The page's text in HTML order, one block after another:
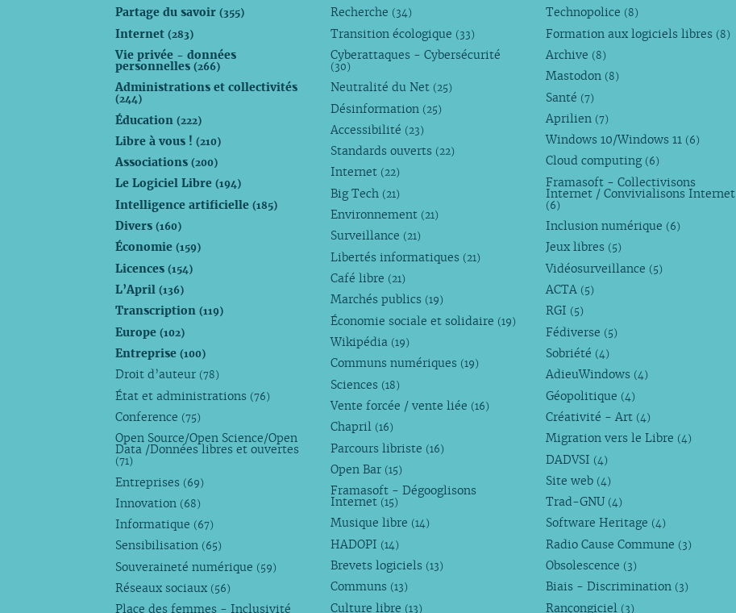
Partage du savoir(355)
Internet(283)
Vie privée - données
personnelles(266)
Administrations et collectivités
(244)
Éducation(222)
Libre à vous !(210)
Associations(200)
Le Logiciel Libre(194)
Intelligence artificielle(185)
Divers(160)
Économie(159)
Licences(154)
L’April(136)
Transcription(119)
Europe(102)
Entreprise(100)
Droit d’auteur (78)
État et administrations (76)
Conference (75)
Open Source/Open Science/Open
Data /Données libres et ouvertes
(71)
Entreprises (69)
Innovation (68)
Informatique (67)
Sensibilisation (65)
Souveraineté numérique (59)
Réseaux sociaux (56)
Place des femmes - Inclusivité
Recherche (34)
Transition écologique (33)
Cyberattaques - Cybersécurité
(30)
Neutralité du Net (25)
Désinformation (25)
Accessibilité (23)
Standards ouverts (22)
Internet (22)
Big Tech (21)
Environnement (21)
Surveillance (21)
Libertés informatiques (21)
Café libre (21)
Marchés publics (19)
Économie sociale et solidaire (19)
Wikipédia (19)
Communs numériques (19)
Sciences (18)
Vente forcée / vente liée (16)
Chapril (16)
Parcours libriste (16)
Open Bar (15)
Framasoft - Dégooglisons
Internet (15)
Musique libre (14)
HADOPI (14)
Brevets logiciels (13)
Communs (13)
Culture libre (13)
Technopolice (8)
Formation aux logiciels libres (8)
Archive (8)
Mastodon (8)
Santé (7)
Aprilien (7)
Windows 10/Windows 11 (6)
Cloud computing (6)
Framasoft - Collectivisons
Internet / Convivialisons Internet
(6)
Inclusion numérique (6)
Jeux libres (5)
Vidéosurveillance (5)
ACTA (5)
RGI (5)
Fédiverse (5)
Sobriété (4)
AdieuWindows (4)
Géopolitique (4)
Créativité - Art (4)
Migration vers le Libre (4)
DADVSI (4)
Site web (4)
Trad-GNU (4)
Software Heritage (4)
Radio Cause Commune (3)
Obsolescence (3)
Biais - Discrimination (3)
Rançongiciel (3)